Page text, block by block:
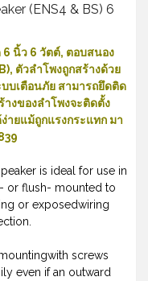
(ENS4 & BS) 6
นิ้ว 6 วัตต์, ตอบสนอง
ตัวลำโพงถูกสร้างด้วย
บเตือนภัย สามารถยึดติด
งของลำโพงจะติดตั้ง
ายแม้ถูกแรงกระแทก มา
is ideal for use in
or flush- mounted to
or exposedwiring
screws
even if an outward